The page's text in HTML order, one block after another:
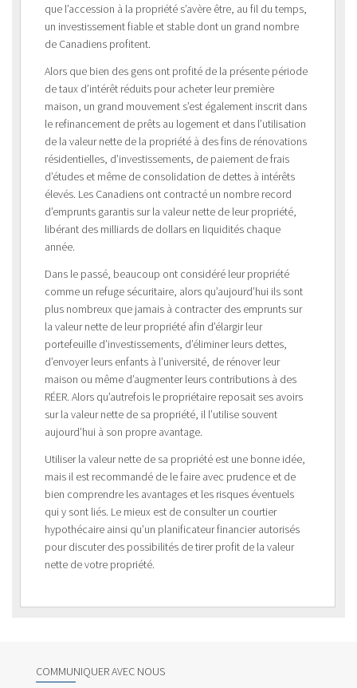
que l’accession à la propriété s’avère être, au fil du temps,
un investissement fiable et stable dont un grand nombre
de Canadiens profitent.
Alors que bien des gens ont profité de la présente période
de taux d’intérêt réduits pour acheter leur première
maison, un grand mouvement s’est également inscrit dans
le refinancement de prêts au logement et dans l’utilisation
de la valeur nette de la propriété à des fins de rénovations
résidentielles, d’investissements, de paiement de frais
d’études et même de consolidation de dettes à intérêts
élevés. Les Canadiens ont contracté un nombre record
d’emprunts garantis sur la valeur nette de leur propriété,
libérant des milliards de dollars en liquidités chaque
année.
Dans le passé, beaucoup ont considéré leur propriété
comme un refuge sécuritaire, alors qu’aujourd’hui ils sont
plus nombreux que jamais à contracter des emprunts sur
la valeur nette de leur propriété afin d’élargir leur
portefeuille d’investissements, d’éliminer leurs dettes,
d’envoyer leurs enfants à l’université, de rénover leur
maison ou même d’augmenter leurs contributions à des
RÉER. Alors qu’autrefois le propriétaire reposait ses avoirs
sur la valeur nette de sa propriété, il l’utilise souvent
aujourd’hui à son propre avantage.
Utiliser la valeur nette de sa propriété est une bonne idée,
mais il est recommandé de le faire avec prudence et de
bien comprendre les avantages et les risques éventuels
qui y sont liés. Le mieux est de consulter un courtier
hypothécaire ainsi qu’un planificateur financier autorisés
pour discuter des possibilités de tirer profit de la valeur
nette de votre propriété.
COMMUNIQUER AVEC NOUS